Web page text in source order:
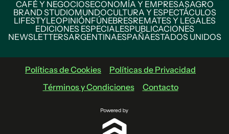
CAFÉ Y NEGOCIOSECONOMÍA Y EMPRESASAGRO
BRAND STUDIOMUNDOCULTURA Y ESPECTÁCULOS
LIFESTYLEOPINIÓNFÚNEBRESREMATES Y LEGALES
EDICIONES ESPECIALESPUBLICACIONES
NEWSLETTERSARGENTINAESPAÑAESTADOS UNIDOS
Políticas de Cookies
Políticas de Privacidad
Términos y Condiciones
Contacto